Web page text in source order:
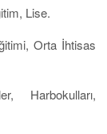
Lise.
Orta İhtisas
Harbokulları,